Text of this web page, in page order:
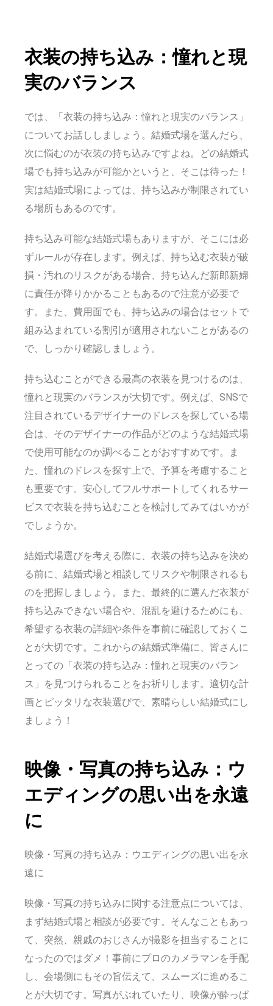
衣装の持ち込み：憧れと現
実のバランス
では、「衣装の持ち込み：憧れと現実のバランス」
についてお話ししましょう。結婚式場を選んだら、
次に悩むのが衣装の持ち込みですよね。どの結婚式
場でも持ち込みが可能かというと、そこは待った！
実は結婚式場によっては、持ち込みが制限されてい
る場所もあるのです。
持ち込み可能な結婚式場もありますが、そこには必
ずルールが存在します。例えば、持ち込む衣装が破
損・汚れのリスクがある場合、持ち込んだ新郎新婦
に責任が降りかかることもあるので注意が必要で
す。また、費用面でも、持ち込みの場合はセットで
組み込まれている割引が適用されないことがあるの
で、しっかり確認しましょう。
持ち込むことができる最高の衣装を見つけるのは、
憧れと現実のバランスが大切です。例えば、SNSで
注目されているデザイナーのドレスを探している場
合は、そのデザイナーの作品がどのような結婚式場
で使用可能なのか調べることがおすすめです。ま
た、憧れのドレスを探す上で、予算を考慮すること
も重要です。安心してフルサポートしてくれるサー
ビスで衣装を持ち込むことを検討してみてはいかが
でしょうか。
結婚式場選びを考える際に、衣装の持ち込みを決め
る前に、結婚式場と相談してリスクや制限されるも
のを把握しましょう。また、最終的に選んだ衣装が
持ち込みできない場合や、混乱を避けるためにも、
希望する衣装の詳細や条件を事前に確認しておくこ
とが大切です。これからの結婚式準備に、皆さんに
とっての「衣装の持ち込み：憧れと現実のバラン
ス」を見つけられることをお祈りします。適切な計
画とピッタリな衣装選びで、素晴らしい結婚式にし
ましょう！
映像・写真の持ち込み：ウ
エディングの思い出を永遠
に
映像・写真の持ち込み：ウエディングの思い出を永
遠に
映像・写真の持ち込みに関する注意点については、
まず結婚式場と相談が必要です。そんなこともあっ
て、突然、親戚のおじさんが撮影を担当することに
なったのではダメ！事前にプロのカメラマンを手配
し、会場側にもその旨伝えて、スムーズに進めるこ
とが大切です。写真がぶれていたり、映像が酔っぱ